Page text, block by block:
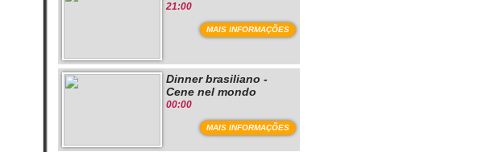
21:00
MAIS INFORMAÇÕES
Dinner brasiliano -
Cene nel mondo
00:00
MAIS INFORMAÇÕES